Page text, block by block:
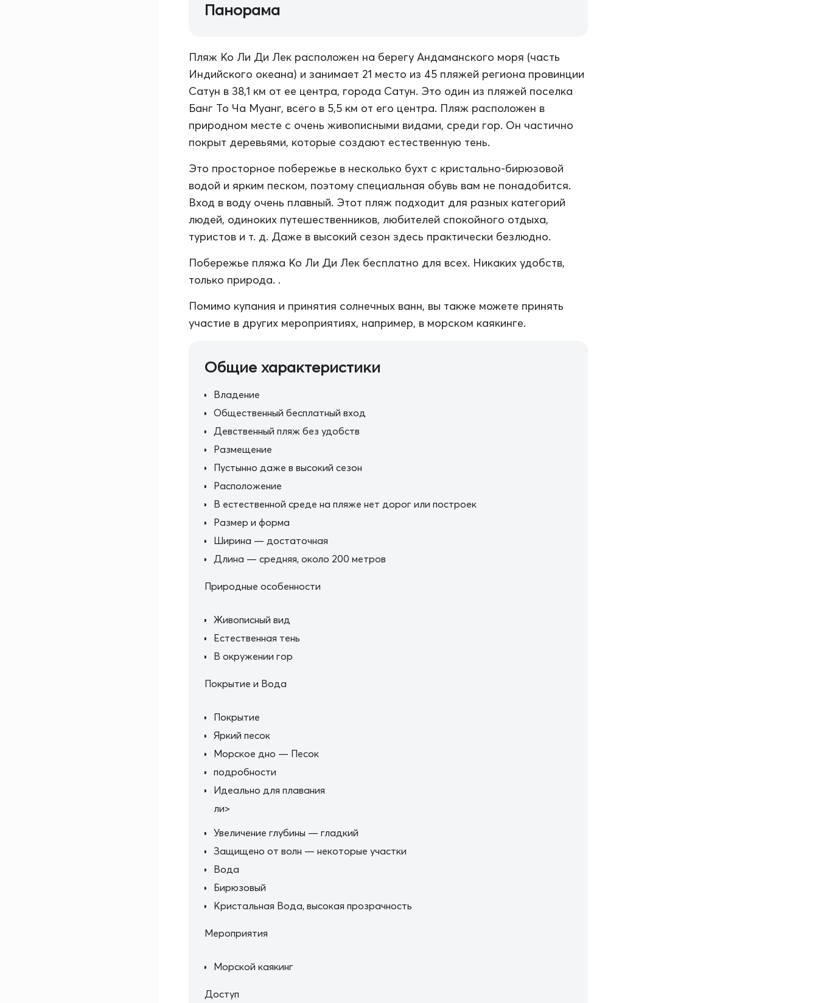
Панорама
Пляж Ко Ли Ди Лек расположен на берегу Андаманского моря (часть
Индийского океана) и занимает 21 место из 45 пляжей региона провинции
Сатун в 38,1 км от ее центра, города Сатун. Это один из пляжей поселка
Банг То Ча Муанг, всего в 5,5 км от его центра. Пляж расположен в
природном месте с очень живописными видами, среди гор. Он частично
покрыт деревьями, которые создают естественную тень.
Это просторное побережье в несколько бухт с кристально-бирюзовой
водой и ярким песком, поэтому специальная обувь вам не понадобится.
Вход в воду очень плавный. Этот пляж подходит для разных категорий
людей, одиноких путешественников, любителей спокойного отдыха,
туристов и т. д. Даже в высокий сезон здесь практически безлюдно.
Побережье пляжа Ко Ли Ди Лек бесплатно для всех. Никаких удобств,
только природа. .
Помимо купания и принятия солнечных ванн, вы также можете принять
участие в других мероприятиях, например, в морском каякинге.
Общие характеристики
Владение
Общественный бесплатный вход
Девственный пляж без удобств
Размещение
Пустынно даже в высокий сезон
Расположение
В естественной среде на пляже нет дорог или построек
Размер и форма
Ширина — достаточная
Длина — средняя, около 200 метров
Природные особенности
Живописный вид
Естественная тень
В окружении гор
Покрытие и Вода
Покрытие
Яркий песок
Морское дно — Песок
подробности
Идеально для плавания
ли>
Увеличение глубины — гладкий
Защищено от волн — некоторые участки
Вода
Бирюзовый
Кристальная Вода, высокая прозрачность
Мероприятия
Морской каякинг
Доступ